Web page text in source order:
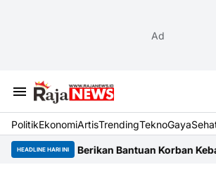
Ad
PolitikEkonomiArtisTrendingTeknoGaya
HEADLINE HARI INI
Berikan Bantuan Korban Kebakaran di